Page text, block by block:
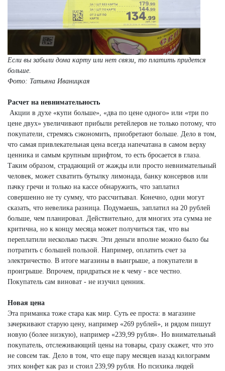
Если вы забыли дома карту или нет связи, то платить придется
больше.
Фото: Татьяна Иваницкая
Расчет на невнимательность
Акции в духе «купи больше», «два по цене одного» или «три по
цене двух» увеличивают прибыли ретейлеров не только потому, что
покупатели, стремясь сэкономить, приобретают больше. Дело в том,
что самая привлекательная цена всегда напечатана в самом верху
ценника и самым крупным шрифтом, то есть бросается в глаза.
Таким образом, страдающий от жажды или просто невнимательный
человек, может схватить бутылку лимонада, банку консервов или
пачку гречи и только на кассе обнаружить, что заплатил
совершенно не ту сумму, что рассчитывал. Конечно, одни могут
сказать, что невелика разница. Подумаешь, заплатил на 20 рублей
больше, чем планировал. Действительно, для многих эта сумма не
критична, но к концу месяца может получиться так, что вы
переплатили несколько тысяч. Эти деньги вполне можно было бы
потратить с большей пользой. Например, оплатить счет за
электричество. В итоге магазины в выигрыше, а покупатели в
проигрыше. Впрочем, придраться не к чему - все честно.
Покупатель сам виноват - не изучил ценник.
Новая цена
Эта приманка тоже стара как мир. Суть ее проста: в магазине
зачеркивают старую цену, например «269 рублей», и рядом пишут
новую (более низкую), например «239,99 рубля». Но внимательный
покупатель, отслеживающий цены на товары, сразу скажет, что это
не совсем так. Дело в том, что еще пару месяцев назад килограмм
этих конфет как раз и стоил 239,99 рубля. Но психика людей